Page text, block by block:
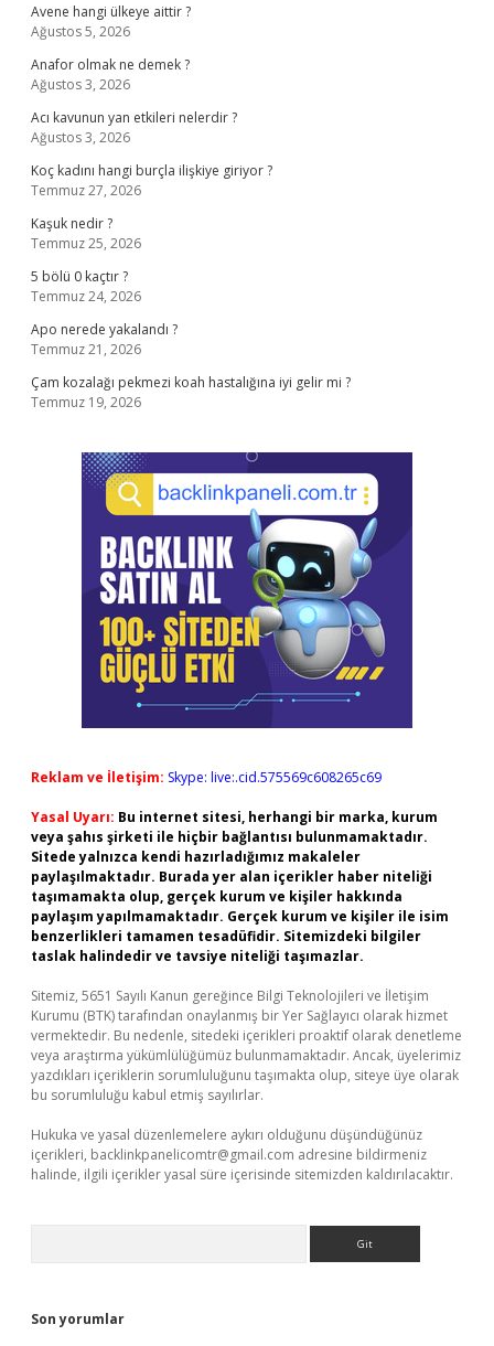
Avene hangi ülkeye aittir ?
Ağustos 5, 2026
Anafor olmak ne demek ?
Ağustos 3, 2026
Acı kavunun yan etkileri nelerdir ?
Ağustos 3, 2026
Koç kadını hangi burçla ilişkiye giriyor ?
Temmuz 27, 2026
Kaşuk nedir ?
Temmuz 25, 2026
5 bölü 0 kaçtır ?
Temmuz 24, 2026
Apo nerede yakalandı ?
Temmuz 21, 2026
Çam kozalağı pekmezi koah hastalığına iyi gelir mi ?
Temmuz 19, 2026
Reklam ve İletişim: Skype: live:.cid.575569c608265c69
Yasal Uyarı: Bu internet sitesi, herhangi bir marka, kurum
veya şahıs şirketi ile hiçbir bağlantısı bulunmamaktadır.
Sitede yalnızca kendi hazırladığımız makaleler
paylaşılmaktadır. Burada yer alan içerikler haber niteliği
taşımamakta olup, gerçek kurum ve kişiler hakkında
paylaşım yapılmamaktadır. Gerçek kurum ve kişiler ile isim
benzerlikleri tamamen tesadüfidir. Sitemizdeki bilgiler
taslak halindedir ve tavsiye niteliği taşımazlar.
Sitemiz, 5651 Sayılı Kanun gereğince Bilgi Teknolojileri ve İletişim
Kurumu (BTK) tarafından onaylanmış bir Yer Sağlayıcı olarak hizmet
vermektedir. Bu nedenle, sitedeki içerikleri proaktif olarak denetleme
veya araştırma yükümlülüğümüz bulunmamaktadır. Ancak, üyelerimiz
yazdıkları içeriklerin sorumluluğunu taşımakta olup, siteye üye olarak
bu sorumluluğu kabul etmiş sayılırlar.
Hukuka ve yasal düzenlemelere aykırı olduğunu düşündüğünüz
içerikleri, backlinkpanelicomtr@gmail.com adresine bildirmeniz
halinde, ilgili içerikler yasal süre içerisinde sitemizden kaldırılacaktır.
Son yorumlar